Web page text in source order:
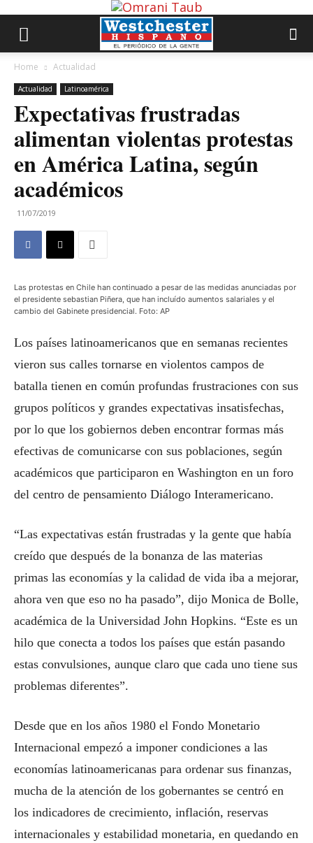
Home Actualidad
Actualidad Latinoamérica
Expectativas frustradas
alimentan violentas protestas
en América Latina, según
académicos
11/07/2019
Las protestas en Chile han continuado a pesar de las medidas anunciadas por
el presidente sebastian Piñera, que han incluído aumentos salariales y el
cambio del Gabinete presidencial. Foto: AP
Los países latinoamericanos que en semanas recientes
vieron sus calles tornarse en violentos campos de
batalla tienen en común profundas frustraciones con sus
grupos políticos y grandes expectativas insatisfechas,
por lo que los gobiernos deben encontrar formas más
efectivas de comunicarse con sus poblaciones, según
académicos que participaron en Washington en un foro
del centro de pensamiento Diálogo Interamericano.
“Las expectativas están frustradas y la gente que había
creído que después de la bonanza de las materias
primas las economías y la calidad de vida iba a mejorar,
ahora ven que eso no ha pasado”, dijo Monica de Bolle,
académica de la Universidad John Hopkins. “Este es un
hilo que conecta a todos los países que están pasando
estas convulsiones, aunque claro que cada uno tiene sus
problemas diferentes”.
Desde que en los años 1980 el Fondo Monetario
Internacional empezó a imponer condiciones a las
economías latinoamericanas para ordenar sus finanzas,
mucha de la atención de los gobernantes se centró en
los indicadores de crecimiento, inflación, reservas
internacionales y estabilidad monetaria, en quedando en